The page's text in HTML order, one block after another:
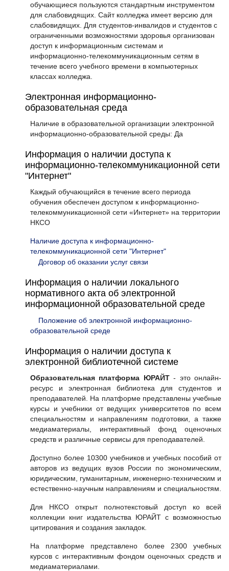
обучающиеся пользуются стандартным инструментом
для слабовидящих. Сайт колледжа имеет версию для
слабовидящих. Для студентов-инвалидов и студентов с
ограниченными возможностями здоровья организован
доступ к информационным системам и
информационно-телекоммуникационным сетям в
течение всего учебного времени в компьютерных
классах колледжа.
Электронная информационно-
образовательная среда
Наличие в образовательной организации электронной
информационно-образовательной среды: Да
Информация о наличии доступа к
информационно-телекоммуникационной сети
"Интернет"
Каждый обучающийся в течение всего периода
обучения обеспечен доступом к информационно-
телекоммуникационной сети «Интернет» на территории
НКСО
Наличие доступа к информационно-
телекоммуникационной сети "Интернет"
Договор об оказании услуг связи
Информация о наличии локального
нормативного акта об электронной
информационной образовательной среде
Положение об электронной информационно-
образовательной среде
Информация о наличии доступа к
электронной библиотечной системе
Образовательная платформа ЮРАЙТ- это онлайн-
ресурс и электронная библиотека для студентов и
преподавателей. На платформе представлены учебные
курсы и учебники от ведущих университетов по всем
специальностям и направлениям подготовки, а также
медиаматериалы, интерактивный фонд оценочных
средств и различные сервисы для преподавателей.
Доступно более 10300 учебников и учебных пособий от
авторов из ведущих вузов России по экономическим,
юридическим, гуманитарным, инженерно-техническим и
естественно-научным направлениям и специальностям.
Для НКСО открыт полнотекстовый доступ ко всей
коллекции книг издательства ЮРАЙТ с возможностью
цитирования и создания закладок.
На платформе представлено более 2300 учебных
курсов с интерактивным фондом оценочных средств и
медиаматериалами.